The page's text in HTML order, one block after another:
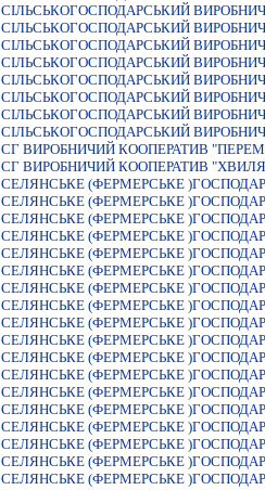
СIЛЬСЬКОГОСПОДАРСЬКИЙ
СIЛЬСЬКОГОСПОДАРСЬКИЙ
СIЛЬСЬКОГОСПОДАРСЬКИЙ
СIЛЬСЬКОГОСПОДАРСЬКИЙ
СІЛЬСЬКОГОСПОДАРСЬКИЙ
СІЛЬСЬКОГОСПОДАРСЬКИЙ
СІЛЬСЬКОГОСПОДАРСЬКИЙ
СІЛЬСЬКОГОСПОДАРСЬКИЙ
СГ ВИРОБНИЧИЙ КООПЕРАТИВ
СГ ВИРОБНИЧИЙ КООПЕРАТИВ
СЕЛЯНСЬКЕ (ФЕРМЕРСЬКЕ
СЕЛЯНСЬКЕ (ФЕРМЕРСЬКЕ
СЕЛЯНСЬКЕ (ФЕРМЕРСЬКЕ
СЕЛЯНСЬКЕ (ФЕРМЕРСЬКЕ
СЕЛЯНСЬКЕ (ФЕРМЕРСЬКЕ
СЕЛЯНСЬКЕ (ФЕРМЕРСЬКЕ
СЕЛЯНСЬКЕ (ФЕРМЕРСЬКЕ
СЕЛЯНСЬКЕ (ФЕРМЕРСЬКЕ
СЕЛЯНСЬКЕ (ФЕРМЕРСЬКЕ
СЕЛЯНСЬКЕ (ФЕРМЕРСЬКЕ
СЕЛЯНСЬКЕ (ФЕРМЕРСЬКЕ
СЕЛЯНСЬКЕ (ФЕРМЕРСЬКЕ
СЕЛЯНСЬКЕ (ФЕРМЕРСЬКЕ
СЕЛЯНСЬКЕ (ФЕРМЕРСЬКЕ
СЕЛЯНСЬКЕ (ФЕРМЕРСЬКЕ
СЕЛЯНСЬКЕ (ФЕРМЕРСЬКЕ
СЕЛЯНСЬКЕ (ФЕРМЕРСЬКЕ
СЕЛЯНСЬКЕ (ФЕРМЕРСЬКЕ